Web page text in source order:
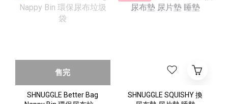
售完
SHNUGGLE Better Bag
SHNUGGLE SQUISHY 換